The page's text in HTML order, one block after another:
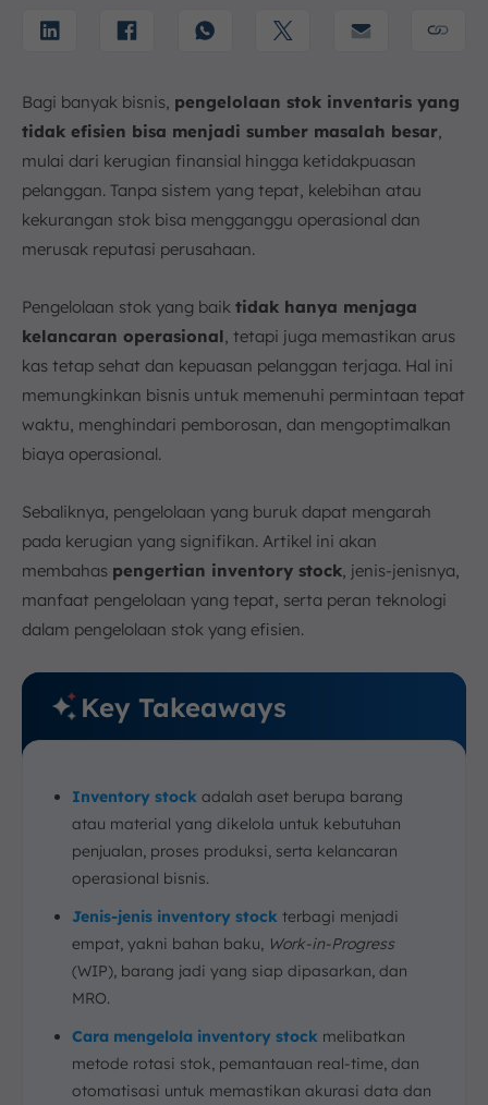
6. Cara Mengelola Inventory Stock Secara Efektif
b. Pemantauan Real-Time
c. Automasi Keseluruhan Proses Manajemen Stok
7. Kelola Inventory Stock Secara Efektif dengan
ScaleOcean
8. Kesimpulan
FAQ:
Bagi banyak bisnis, pengelolaan stok inventaris yang
tidak efisien bisa menjadi sumber masalah besar,
mulai dari kerugian finansial hingga ketidakpuasan
pelanggan. Tanpa sistem yang tepat, kelebihan atau
kekurangan stok bisa mengganggu operasional dan
merusak reputasi perusahaan.
Pengelolaan stok yang baik tidak hanya menjaga
kelancaran operasional, tetapi juga memastikan arus
kas tetap sehat dan kepuasan pelanggan terjaga. Hal ini
memungkinkan bisnis untuk memenuhi permintaan tepat
waktu, menghindari pemborosan, dan mengoptimalkan
biaya operasional.
Sebaliknya, pengelolaan yang buruk dapat mengarah
pada kerugian yang signifikan. Artikel ini akan
membahas pengertian inventory stock, jenis-jenisnya,
manfaat pengelolaan yang tepat, serta peran teknologi
dalam pengelolaan stok yang efisien.
Key Takeaways
Inventory stock adalah aset berupa barang
atau material yang dikelola untuk kebutuhan
penjualan, proses produksi, serta kelancaran
operasional bisnis.
Jenis-jenis inventory stock terbagi menjadi
empat, yakni bahan baku, Work-in-Progress
(WIP), barang jadi yang siap dipasarkan, dan
MRO.
Cara mengelola inventory stock melibatkan
metode rotasi stok, pemantauan real-time, dan
otomatisasi untuk memastikan akurasi data dan